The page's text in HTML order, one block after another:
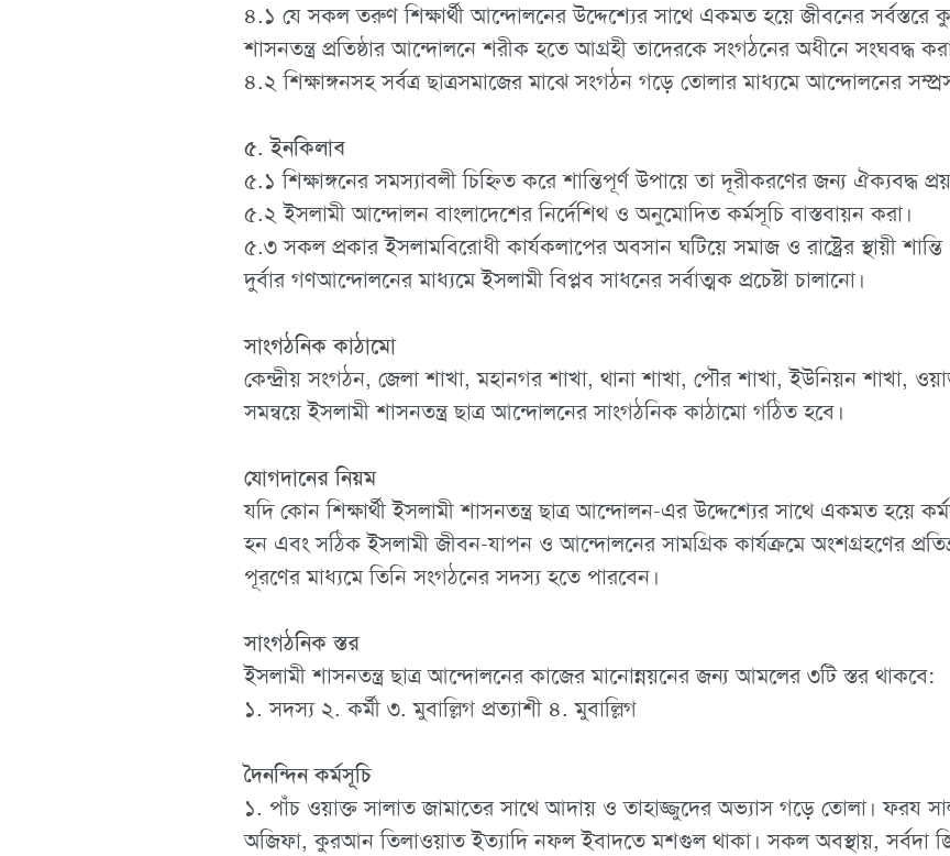
৪.১ যে সকল তরুণ শিক্ষার্থী আন্দোলনের উদ্দেশ্যের সাথে একমত হয়ে জীবনের
শাসনতন্ত্র প্রতিষ্ঠার আন্দোলনে শরীক হতে আগ্রহী তাদেরকে সংগঠনের অধীনে সংঘবদ্ধ
৪.২ শিক্ষাঙ্গনসহ সর্বত্র ছাত্রসমাজের মাঝে সংগঠন গড়ে তোলার মাধ্যমে আন্দোলনের
৫. ইনকিলাব
৫.১ শিক্ষাঙ্গনের সমস্যাবলী চিহ্নিত করে শান্তিপূর্ণ উপায়ে তা দূরীকরণের জন্য ঐক্যবদ্ধ
৫.২ ইসলামী আন্দোলন বাংলাদেশের নির্দেশিথ ও অনুমোদিত কর্মসূচি বাস্তবায়ন করা।
৫.৩ সকল প্রকার ইসলামবিরোধী কার্যকলাপের অবসান ঘটিয়ে সমাজ ও রাষ্ট্রের স্থায়ী
দুর্বার গণআন্দোলনের মাধ্যমে ইসলামী বিপ্লব সাধনের সর্বাত্মক প্রচেষ্টা চালানো।
সাংগঠনিক কাঠামো
কেন্দ্রীয় সংগঠন, জেলা শাখা, মহানগর শাখা, থানা শাখা, পৌর শাখা, ইউনিয়ন শাখা,
সমন্বয়ে ইসলামী শাসনতন্ত্র ছাত্র আন্দোলনের সাংগঠনিক কাঠামো গঠিত হবে।
যোগদানের নিয়ম
যদি কোন শিক্ষার্থী ইসলামী শাসনতন্ত্র ছাত্র আন্দোলন-এর উদ্দেশ্যের সাথে একমত হয়ে
হন এবং সঠিক ইসলামী জীবন-যাপন ও আন্দোলনের সামগ্রিক কার্যক্রমে অংশগ্রহণের
পূরণের মাধ্যমে তিনি সংগঠনের সদস্য হতে পারবেন।
সাংগঠনিক স্তর
ইসলামী শাসনতন্ত্র ছাত্র আন্দোলনের কাজের মানোন্নয়নের জন্য আমলের ৩টি স্তর থাকবে:
১. সদস্য ২. কর্মী ৩. মুবাল্লিগ প্রত্যাশী ৪. মুবাল্লিগ
দৈনন্দিন কর্মসূচি
১. পাঁচ ওয়াক্ত সালাত জামাতের সাথে আদায় ও তাহাজ্জুদের অভ্যাস গড়ে তোলা। ফরয
অজিফা, কুরআন তিলাওয়াত ইত্যাদি নফল ইবাদতে মশগুল থাকা। সকল অবস্থায়, সর্বদা